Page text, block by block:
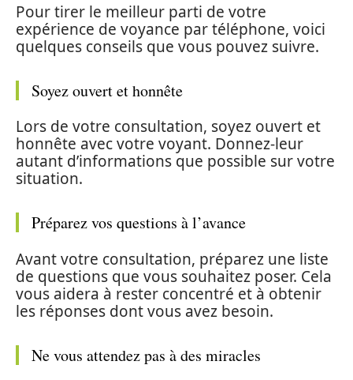
Pour tirer le meilleur parti de votre
expérience de voyance par téléphone, voici
quelques conseils que vous pouvez suivre.
Soyez ouvert et honnête
Lors de votre consultation, soyez ouvert et
honnête avec votre voyant. Donnez-leur
autant d’informations que possible sur votre
situation.
Préparez vos questions à l’avance
Avant votre consultation, préparez une liste
de questions que vous souhaitez poser. Cela
vous aidera à rester concentré et à obtenir
les réponses dont vous avez besoin.
Ne vous attendez pas à des miracles